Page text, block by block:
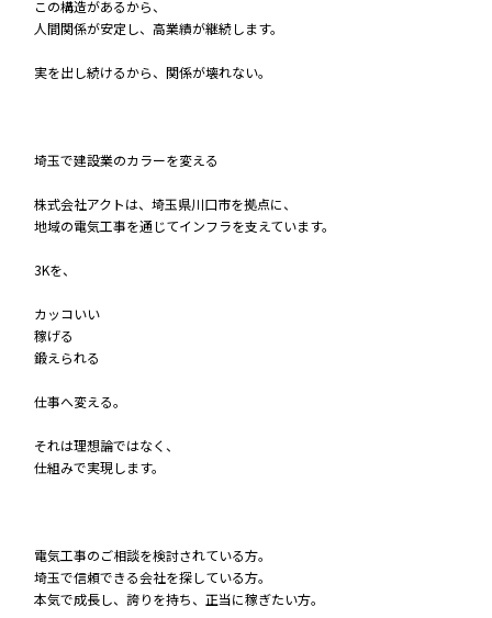
この構造があるから、
人間関係が安定し、高業績が継続します。
実を出し続けるから、関係が壊れない。
埼玉で建設業のカラーを変える
株式会社アクトは、埼玉県川口市を拠点に、
地域の電気工事を通じてインフラを支えています。
3Kを、
カッコいい
稼げる
鍛えられる
仕事へ変える。
それは理想論ではなく、
仕組みで実現します。
電気工事のご相談を検討されている方。
埼玉で信頼できる会社を探している方。
本気で成長し、誇りを持ち、正当に稼ぎたい方。